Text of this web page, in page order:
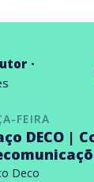
FEIRA
DECO |
Deco